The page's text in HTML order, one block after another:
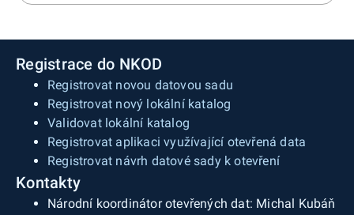
Registrace do NKOD
Registrovat novou datovou sadu
Registrovat nový lokální katalog
Validovat lokální katalog
Registrovat aplikaci využívající otevřená data
Registrovat návrh datové sady k otevření
Kontakty
Národní koordinátor otevřených dat: Michal Kubáň